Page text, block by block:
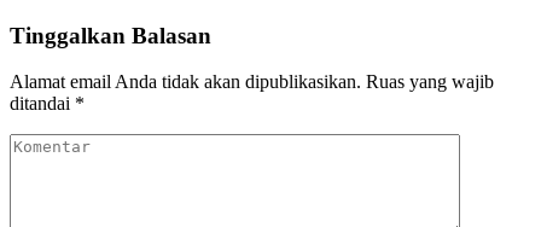
Tinggalkan Balasan
Alamat email Anda tidak akan dipublikasikan. Ruas yang wajib
ditandai *